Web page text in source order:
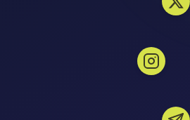
Eliminar reseñas no deseadas